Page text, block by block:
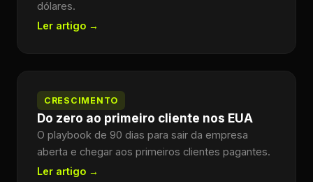
dólares.
Ler artigo →
CRESCIMENTO
Do zero ao primeiro cliente nos EUA
O playbook de 90 dias para sair da empresa
aberta e chegar aos primeiros clientes pagantes.
Ler artigo →